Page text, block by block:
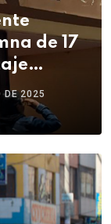
de 17
DE 2025